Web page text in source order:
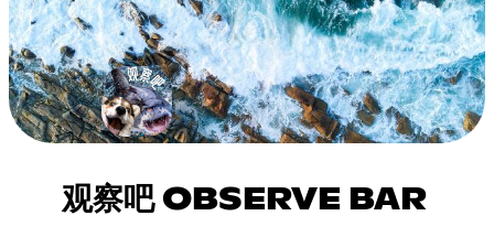
观察吧 OBSERVE BAR